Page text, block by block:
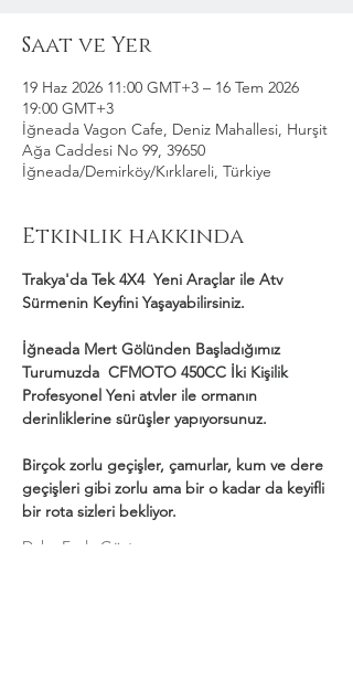
Saat ve Yer
19 Haz 2026 11:00 GMT+3 – 16 Tem 2026
19:00 GMT+3
İğneada Vagon Cafe, Deniz Mahallesi, Hurşit
Ağa Caddesi No 99, 39650
İğneada/Demirköy/Kırklareli, Türkiye
Etkinlik hakkında
Trakya'da Tek 4X4  Yeni Araçlar ile Atv
Sürmenin Keyfini Yaşayabilirsiniz.
İğneada Mert Gölünden Başladığımız
Turumuzda  CFMOTO 450CC İki Kişilik
Profesyonel Yeni atvler ile ormanın
derinliklerine sürüşler yapıyorsunuz.
Birçok zorlu geçişler, çamurlar, kum ve dere
geçişleri gibi zorlu ama bir o kadar da keyifli
bir rota sizleri bekliyor.
Daha Fazla Göster